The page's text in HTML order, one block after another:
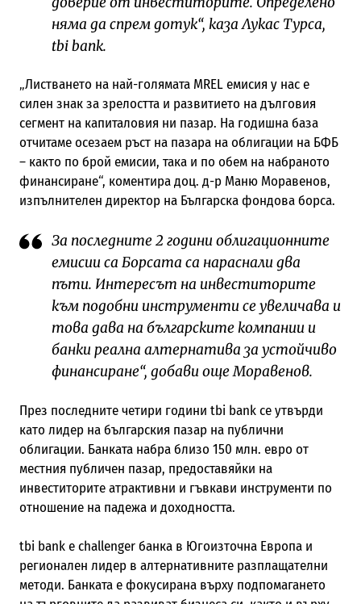
няма да спрем дотук“, каза Лукас Турса,
tbi bank.
„Листването на най-голямата MREL емисия у нас е
силен знак за зрелостта и развитието на дълговия
сегмент на капиталовия ни пазар. На годишна база
отчитаме осезаем ръст на пазара на облигации на БФБ
– както по брой емисии, така и по обем на набраното
финансиране“, коментира доц. д-р Маню Моравенов,
изпълнителен директор на Българска фондова борса.
За последните 2 години облигационните
емисии са Борсата са нараснали два
пъти. Интересът на инвеститорите
към подобни инструменти се увеличава и
това дава на българските компании и
банки реална алтернатива за устойчиво
финансиране“, добави още Моравенов.
През последните четири години tbi bank се утвърди
като лидер на българския пазар на публични
облигации. Банката набра близо 150 млн. евро от
местния публичен пазар, предоставяйки на
инвеститорите атрактивни и гъвкави инструменти по
отношение на падежа и доходността.
tbi bank е challenger банка в Югоизточна Европа и
регионален лидер в алтернативните разплащателни
методи. Банката е фокусирана върху подпомагането